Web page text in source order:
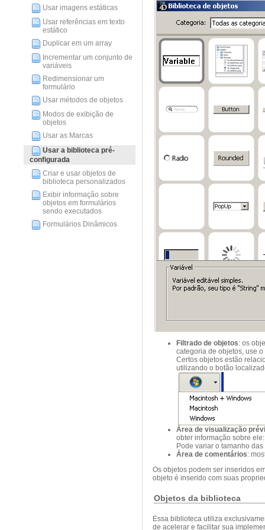
Usar imagens estáticas
Usar referências em texto
estático
Duplicar em um array
Incrementar um conjunto de
variáveis
Redimensionar um
formulário
Usar métodos de objetos
Modos de exibição de
objetos
Usar as Marcas
Usar a biblioteca pré-
configurada
Criar e usar objetos de
biblioteca personalizados
Exibir informação sobre
objetos em formulários
sendo executados
Formulários Dinâmicos
Filtrado de objetos: os
categoria de objetos, use
Certos objetos estão
utilizando o botão
Área de visualização
obter informação sobre
Pode variar o tamanho
Área de comentários:
Os objetos podem ser inseridos
objeto é inserido com suas
Objetos da biblioteca
Essa biblioteca utiliza
de acelerar e facilitar sua